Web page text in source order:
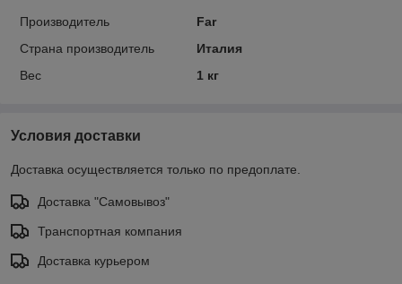
Производитель
Far
Страна производитель
Италия
Вес
1 кг
Условия доставки
Доставка осуществляется только по предоплате.
Доставка "Самовывоз"
Транспортная компания
Доставка курьером